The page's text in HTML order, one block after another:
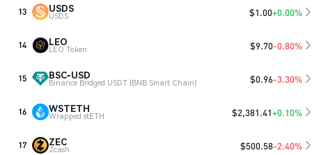
13 USDS
USDS $1.00+0.00%
14 LEO
LEO Token $9.70-0.80%
15 BSC-USD
Binance Bridged USDT (BNB Smart Chain) $0.96-3.30%
16 WSTETH
Wrapped stETH $2,381.41+0.10%
17 ZEC
Zcash $500.58-2.40%